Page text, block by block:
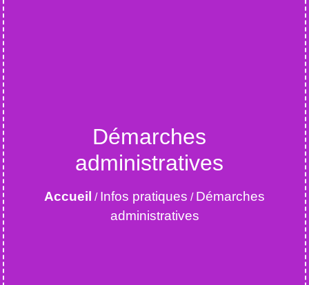
Démarches
administratives
Accueil / Infos pratiques / Démarches
administratives